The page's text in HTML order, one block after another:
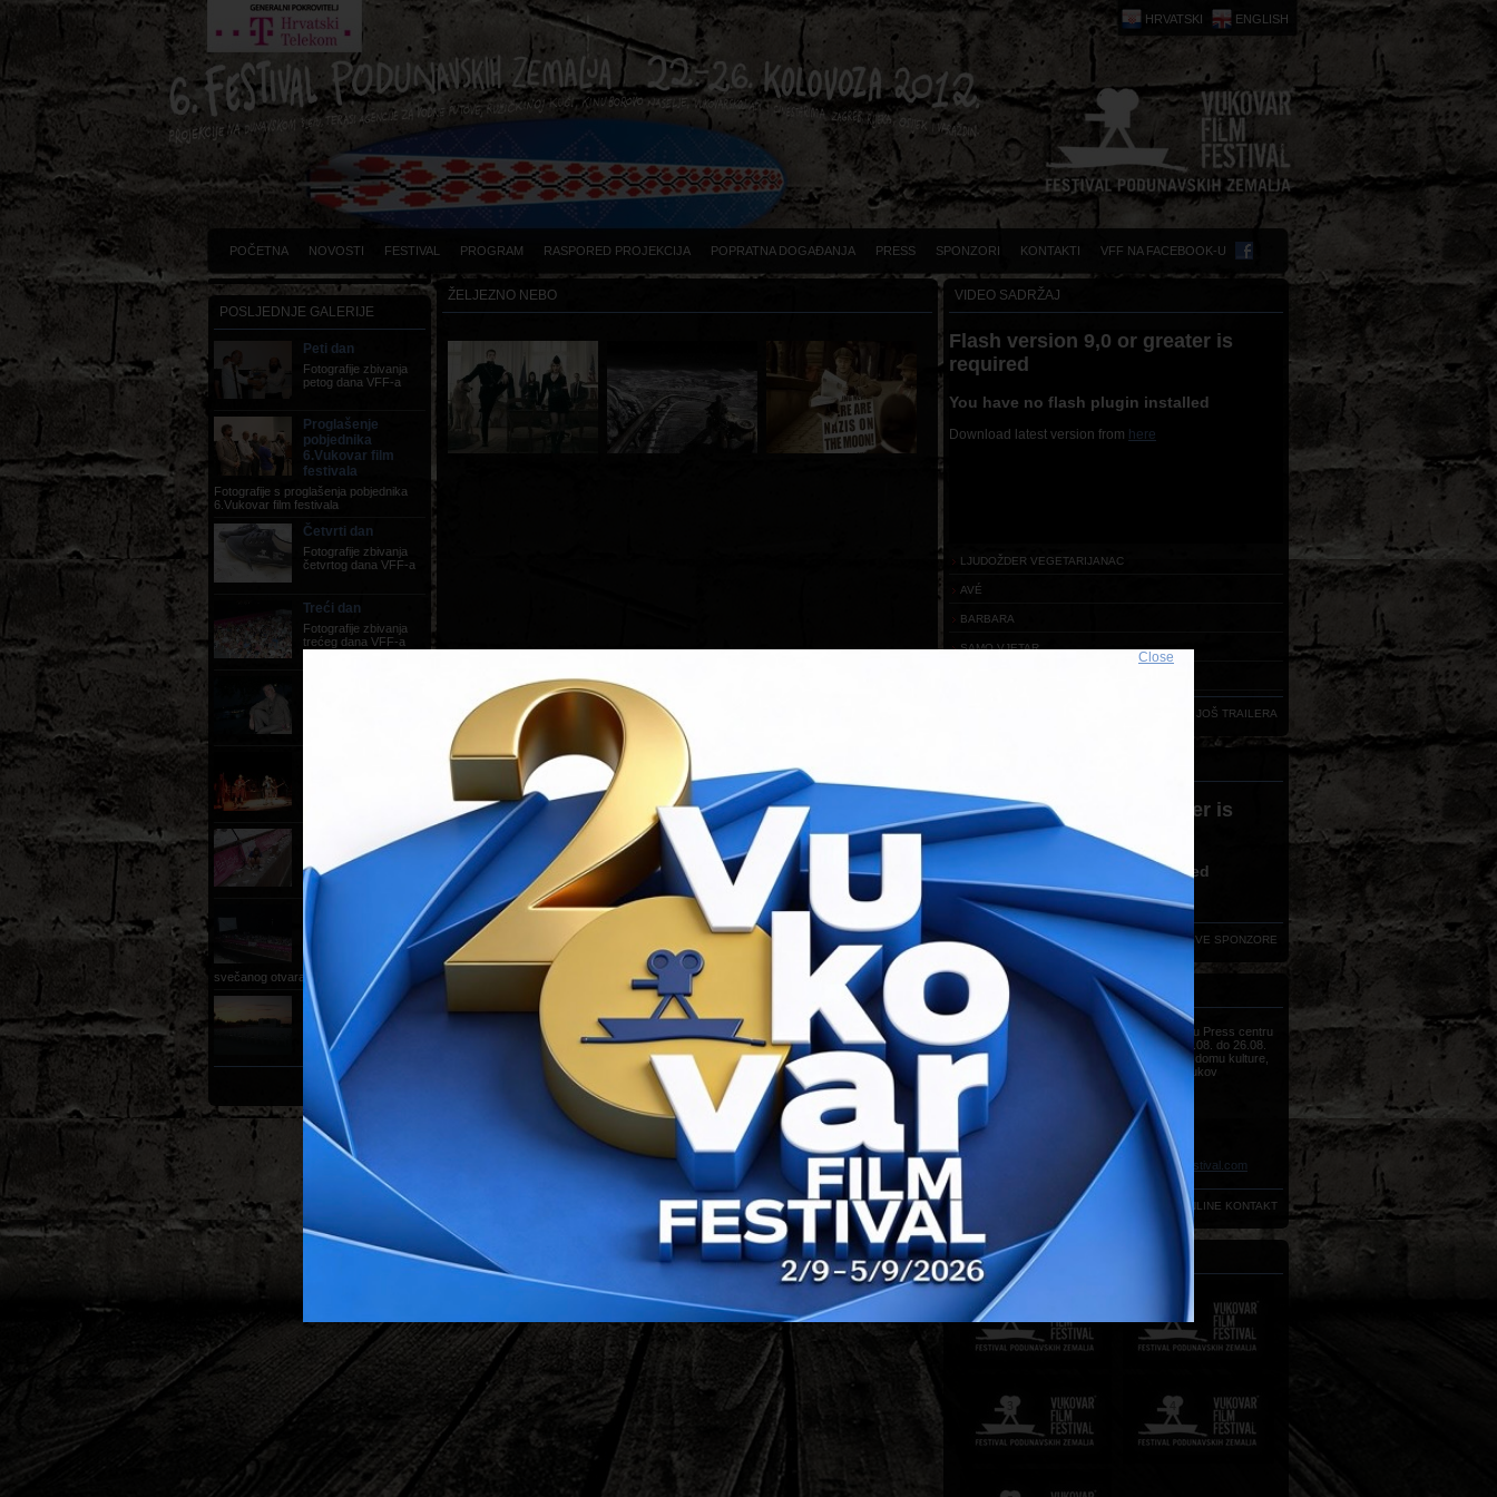
ENGLISH
HRVATSKI
POČETNA NOVOSTI FESTIVAL PROGRAM RASPORED PROJEKCIJA POPRATNA DOGAĐANJA PRESS SPONZORI KONTAKTI VFF NA FACEBOOK-U
Close
POSLJEDNJE GALERIJE
Peti dan
Fotografije zbivanja
petog dana VFF-a
Proglašenje
pobjednika
6.Vukovar film
festivala
Fotografije s proglašenja pobjednika
6.Vukovar film festivala
Četvrti dan
Fotografije zbivanja
četvrtog dana VFF-a
Treći dan
Fotografije zbivanja
trećeg dana VFF-a
fotografije zbivanja
prvog dana VFF-a
Svečano otvaranje
22.08.2012.
fotografije sa
svečanog otvaranja festivala
Nulti dan
Pripreme lokacija,
pressica u Vukovaru,
zagrijavanje
VIDI SVE GALERIJE
ŽELJEZNO NEBO VIDEO SADRŽAJ
Flash version 9,0 or greater is
required
You have no flash plugin installed
Download latest version from here
LJUDOŽDER VEGETARIJANAC
AVÉ
BARBARA
SAMO VJETAR
UČITAJ JOŠ TRAILERA
Flash version 3,0 or greater is
required
You have no flash plugin installed
Download latest version fromhere
VIDI SVE SPONZORE
KONTAKT
Sve informacije možete dobiti u Press centru
Vukovar Film Festivala, od 22.08. do 26.08.
(od 09h do 18h) u Hrvatskom domu kulture,
Strossmayerova 20, 32000 Vukov
+385 (0)32 450 022
+385 (0)32 450 020
+385 (0)32 450 033
+385 (0)32 450 034
+385 (0)32 440 035
press@vukovarfilmfestival.com
ONLINE KONTAKT
PRIJAŠNJI FESTIVALI